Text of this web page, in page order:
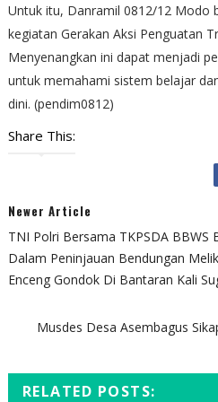
Untuk itu, Danramil 0812/12 Modo
kegiatan Gerakan Aksi Penguatan
Menyenangkan ini dapat menjadi
untuk memahami sistem belajar
dini. (pendim0812)
Share This:
Newer Article
TNI Polri Bersama TKPSDA BBWS
Dalam Peninjauan Bendungan
Enceng Gondok Di Bantaran Kali
Musdes Desa Asembagus
RELATED POSTS: